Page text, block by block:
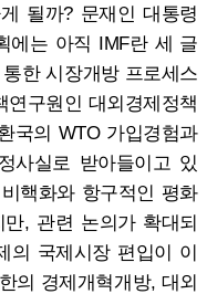
될까? 문재인 대통령
에는 아직 IMF란 세 글
한 시장개방 프로세스
구원인 대외경제정책
국의 WTO 가입경험과
사실로 받아들이고 있
핵화와 항구적인 평화
, 관련 논의가 확대되
의 국제시장 편입이 이
의 경제개혁개방, 대외